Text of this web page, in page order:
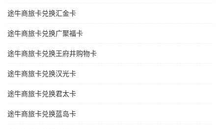
途牛商旅卡兑换汇金卡
途牛商旅卡兑换广聚福卡
途牛商旅卡兑换王府井购物卡
途牛商旅卡兑换汉光卡
途牛商旅卡兑换君太卡
途牛商旅卡兑换蓝岛卡